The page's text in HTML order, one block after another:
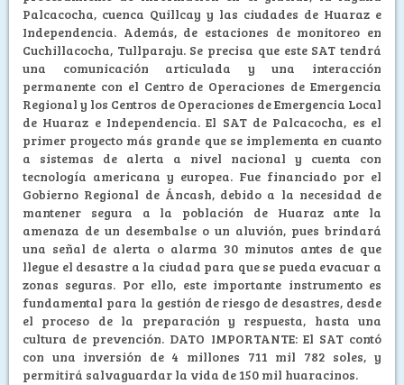
Palcacocha, cuenca Quillcay y las ciudades de Huaraz e
Independencia. Además, de estaciones de monitoreo en
Cuchillacocha, Tullparaju. Se precisa que este SAT tendrá
una comunicación articulada y una interacción
permanente con el Centro de Operaciones de Emergencia
Regional y los Centros de Operaciones de Emergencia Local
de Huaraz e Independencia. El SAT de Palcacocha, es el
primer proyecto más grande que se implementa en cuanto
a sistemas de alerta a nivel nacional y cuenta con
tecnología americana y europea. Fue financiado por el
Gobierno Regional de Áncash, debido a la necesidad de
mantener segura a la población de Huaraz ante la
amenaza de un desembalse o un aluvión, pues brindará
una señal de alerta o alarma 30 minutos antes de que
llegue el desastre a la ciudad para que se pueda evacuar a
zonas seguras. Por ello, este importante instrumento es
fundamental para la gestión de riesgo de desastres, desde
el proceso de la preparación y respuesta, hasta una
cultura de prevención. DATO IMPORTANTE: El SAT contó
con una inversión de 4 millones 711 mil 782 soles, y
permitirá salvaguardar la vida de 150 mil huaracinos.